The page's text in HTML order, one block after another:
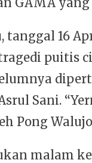
tanggal 16
puitis
Sani.
Pong
malam